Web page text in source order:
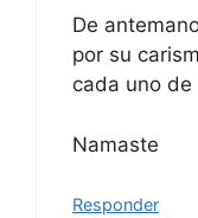
De
por su
cada uno de
Namaste
Responder